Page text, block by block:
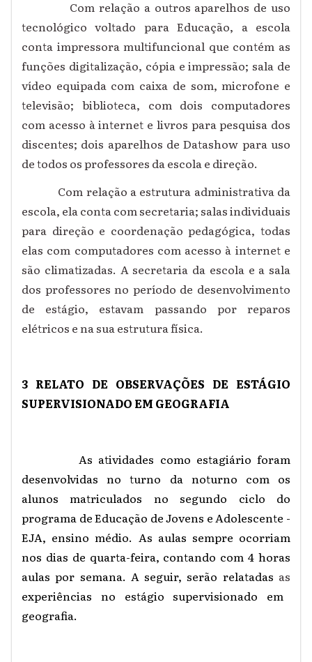
Com relação a outros aparelhos de uso
tecnológico voltado para Educação, a escola
conta impressora multifuncional que contém as
funções digitalização, cópia e impressão; sala de
vídeo equipada com caixa de som, microfone e
televisão; biblioteca, com dois computadores
com acesso à internet e livros para pesquisa dos
discentes; dois aparelhos de Datashow para uso
de todos os professores da escola e direção.
Com relação a estrutura administrativa da
escola, ela conta com secretaria; salas individuais
para direção e coordenação pedagógica, todas
elas com computadores com acesso à internet e
são climatizadas. A secretaria da escola e a sala
dos professores no período de desenvolvimento
de estágio, estavam passando por reparos
elétricos e na sua estrutura física.
3 RELATO DE OBSERVAÇÕES DE ESTÁGIO
SUPERVISIONADO EM GEOGRAFIA
As atividades como estagiário foram
desenvolvidas no turno da noturno com os
alunos matriculados no segundo ciclo do
programa de Educação de Jovens e Adolescente -
EJA, ensino médio. As aulas sempre ocorriam
nos dias de quarta-feira, contando com 4 horas
aulas por semana. A seguir, serão relatadas as
experiências no estágio supervisionado em
geografia.